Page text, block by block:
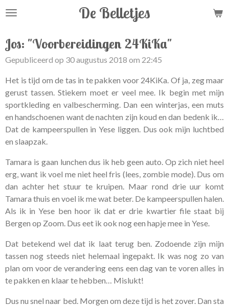
Ga
de
hoofdinhoud
De Belletjes
Jos: "Voorbereidingen 24KiKa"
Gepubliceerd op 30 augustus 2018 om 22:45
Het is tijd om de tas in te pakken voor 24KiKa. Of ja, zeg maar
gerust tassen. Stiekem moet er veel mee. Ik begin met mijn
sportkleding en valbescherming. Dan een winterjas, een muts
en handschoenen want de nachten zijn koud en dan bedenk ik…
Dat de kampeerspullen in Yese liggen. Dus ook mijn luchtbed
en slaapzak.
Tamara is gaan lunchen dus ik heb geen auto. Op zich niet heel
erg, want ik voel me niet heel fris (lees, zombie mode). Dus om
dan achter het stuur te kruipen. Maar rond drie uur komt
Tamara thuis en voel ik me wat beter. De kampeerspullen halen.
Als ik in Yese ben hoor ik dat er drie kwartier file staat bij
Bergen op Zoom. Dus eet ik ook nog een hapje mee in Yese.
Dat betekend wel dat ik laat terug ben. Zodoende zijn mijn
tassen nog steeds niet helemaal ingepakt. Ik was nog zo van
plan om voor de verandering eens een dag van te voren alles in
te pakken en klaar te hebben… Mislukt!
Dus nu snel naar bed. Morgen om deze tijd is het zover. Dan sta